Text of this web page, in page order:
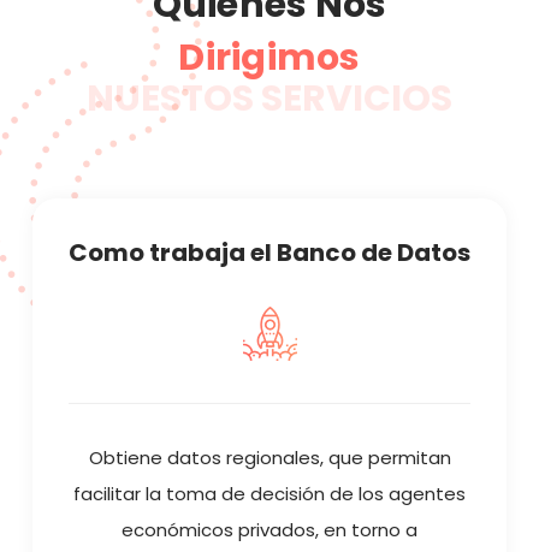
Dirigimos
NUESTOS SERVICIOS
Como trabaja el Banco de Datos
Obtiene datos regionales, que permitan
facilitar la toma de decisión de los agentes
económicos privados, en torno a